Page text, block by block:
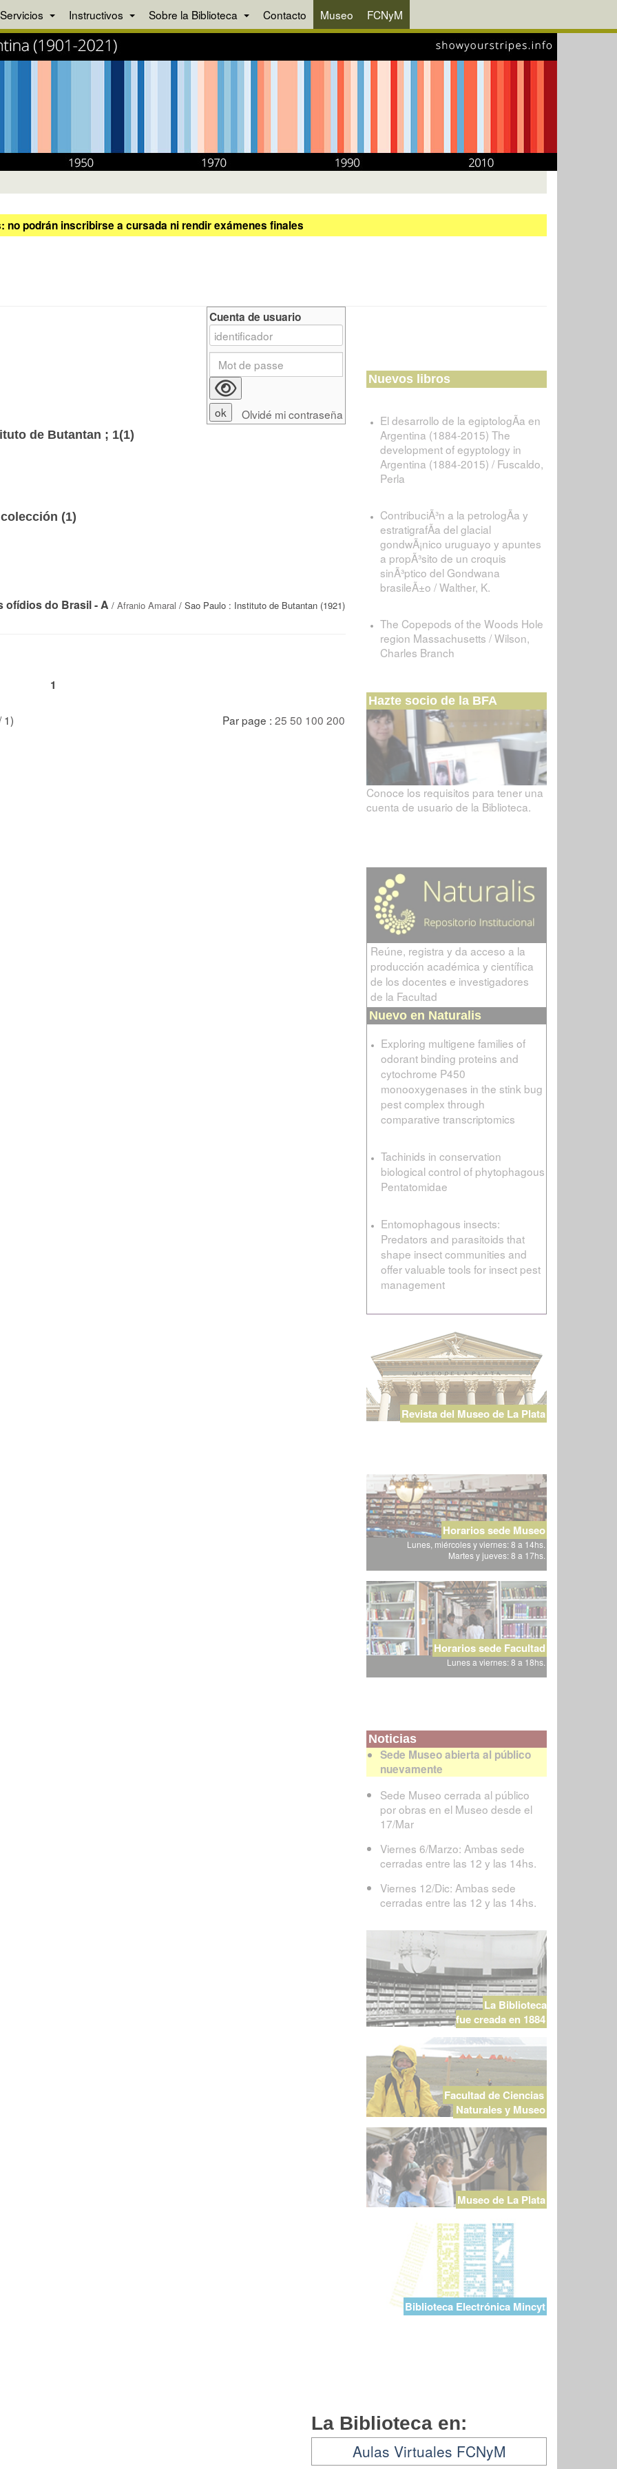
Servicios Instructivos Sobre la Biblioteca Contacto Museo FCNyM
podrán inscribirse a cursada ni rendir exámenes finales
de Butantan ; 1(1)
(1)
ofídios do Brasil - A / Afranio Amaral / Sao Paulo : Instituto de Butantan (1921)
1
1) Par page : 25 50 100 200
Cuenta de usuario
Olvidé mi contraseña
Nuevos libros
El desarrollo de la egiptologÃ­a en
Argentina (1884-2015) The
development of egyptology in
Argentina (1884-2015) / Fuscaldo,
Perla
ContribuciÃ³n a la petrologÃ­a y
estratigrafÃ­a del glacial
gondwÃ¡nico uruguayo y apuntes
a propÃ³sito de un croquis
sinÃ³ptico del Gondwana
brasileÃ±o / Walther, K.
The Copepods of the Woods Hole
region Massachusetts / Wilson,
Charles Branch
Hazte socio de la BFA
Conoce los requisitos para tener una
cuenta de usuario de la Biblioteca.
Reúne, registra y da acceso a la
producción académica y científica
de los docentes e investigadores
de la Facultad
Nuevo en Naturalis
Exploring multigene families of
odorant binding proteins and
cytochrome P450
monooxygenases in the stink bug
pest complex through
comparative transcriptomics
Tachinids in conservation
biological control of phytophagous
Pentatomidae
Entomophagous insects:
Predators and parasitoids that
shape insect communities and
offer valuable tools for insect pest
management
Revista del Museo de La Plata
Horarios sede Museo
Lunes, miércoles y viernes: 8 a 14hs.
Martes y jueves: 8 a 17hs.
Horarios sede Facultad
Lunes a viernes: 8 a 18hs.
Noticias
Sede Museo abierta al público
nuevamente
Sede Museo cerrada al público
por obras en el Museo desde el
17/Mar
Viernes 6/Marzo: Ambas sede
cerradas entre las 12 y las 14hs.
Viernes 12/Dic: Ambas sede
cerradas entre las 12 y las 14hs.
La Biblioteca
fue creada en 1884
Facultad de Ciencias
Naturales y Museo
Museo de La Plata
Biblioteca Electrónica Mincyt
La Biblioteca en:
Aulas Virtuales FCNyM